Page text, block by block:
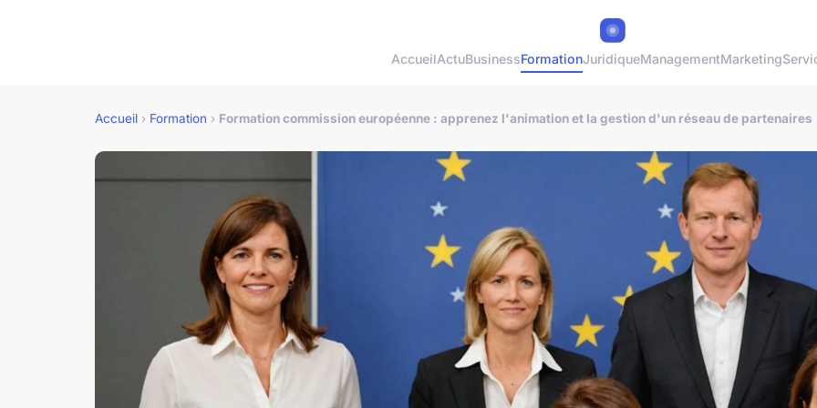
AccueilActuBusinessFormationJuridiqueManagementMarketing
Accueil › Formation › Formation commission européenne : apprenez l'animation et la gestion d'un réseau de partenaires